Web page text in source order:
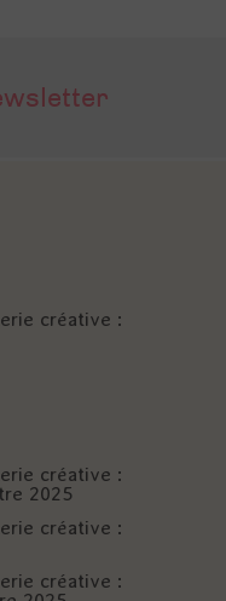
créative :
créative :
2025
créative :
créative :